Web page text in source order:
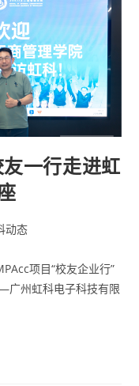
一行走进虹
动态
项目“校友企业行”
广州虹科电子科技有限